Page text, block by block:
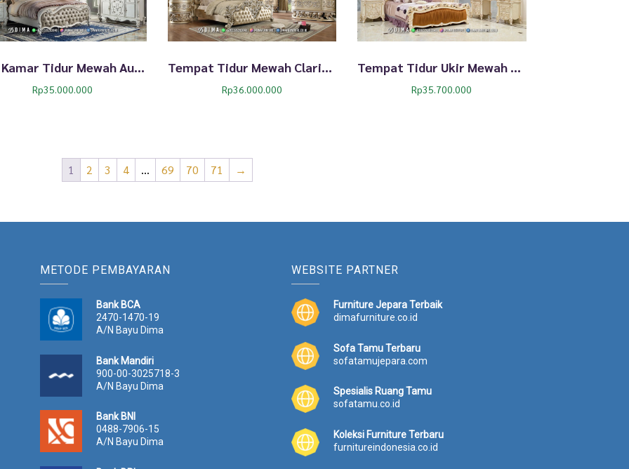
Set Kamar Tidur Mewah Aurora Glamours Style 289TTJ
Rp35.000.000
Tempat Tidur Mewah Clarissa Luxury Carving Classic 288TTJ
Rp36.000.000
Tempat Tidur Ukir Mewah Bridget Luxury 287TTJ
Rp35.700.000
1 2 3 4 … 69 70 71 →
METODE PEMBAYARAN
Bank BCA
2470-1470-19
A/N Bayu Dima
Bank Mandiri
900-00-3025718-3
A/N Bayu Dima
Bank BNI
0488-7906-15
A/N Bayu Dima
WEBSITE PARTNER
Furniture Jepara Terbaik
dimafurniture.co.id
Sofa Tamu Terbaru
sofatamujepara.com
Spesialis Ruang Tamu
sofatamu.co.id
Koleksi Furniture Terbaru
furnitureindonesia.co.id